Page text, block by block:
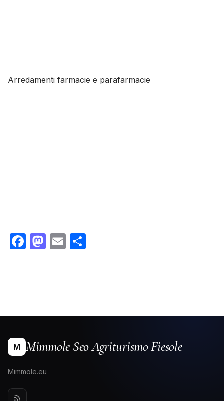
Arredamenti farmacie e parafarmacie
Facebook
Mastodon
Email
M Mimmole Seo Agriturismo Fiesole
Mimmole.eu